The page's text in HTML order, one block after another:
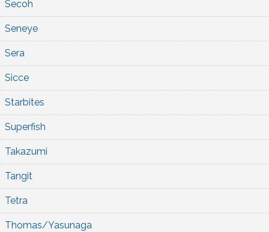
Secoh
Seneye
Sera
Sicce
Starbites
Superfish
Takazumi
Tangit
Tetra
Thomas/Yasunaga